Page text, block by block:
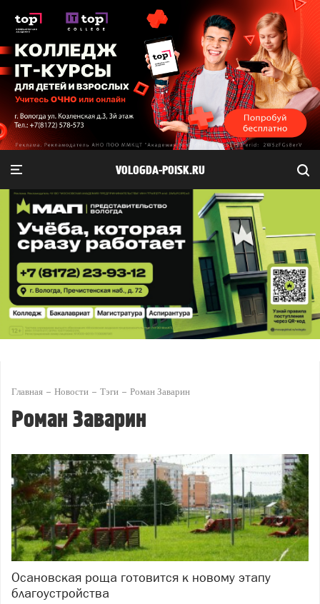
VOLOGDA-POISK.RU
Главная Новости Тэги Роман Заварин
Роман Заварин
Осановская роща готовится к новому этапу
благоустройства